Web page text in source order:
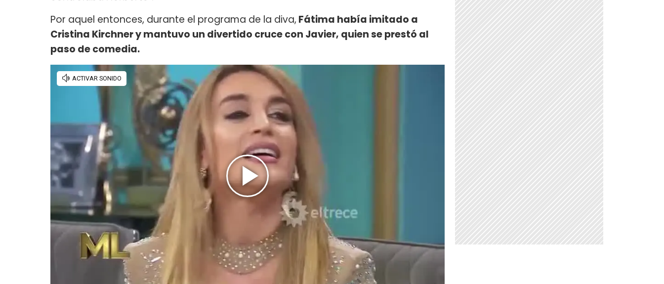
Por aquel entonces, durante el programa de la diva, Fátima había imitado a
Cristina Kirchner y mantuvo un divertido cruce con Javier, quien se prestó al
paso de comedia.